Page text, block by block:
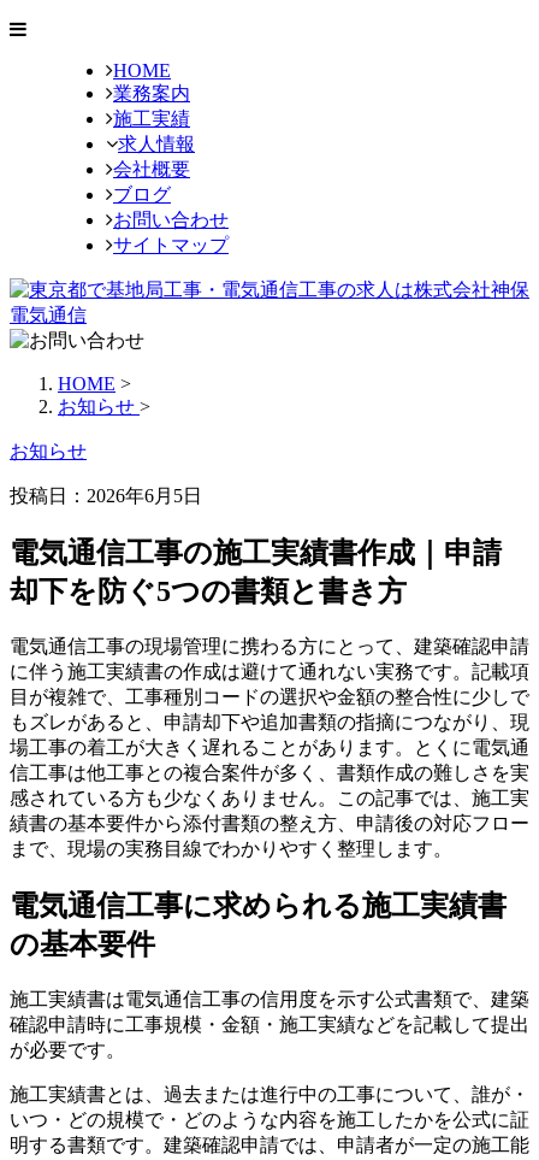
HOME
業務案内
施工実績
求人情報
会社概要
ブログ
お問い合わせ
サイトマップ
HOME >
お知らせ >
お知らせ
投稿日：2026年6月5日
電気通信工事の施工実績書作成｜申請
却下を防ぐ5つの書類と書き方
電気通信工事の現場管理に携わる方にとって、建築確認申請
に伴う施工実績書の作成は避けて通れない実務です。記載項
目が複雑で、工事種別コードの選択や金額の整合性に少しで
もズレがあると、申請却下や追加書類の指摘につながり、現
場工事の着工が大きく遅れることがあります。とくに電気通
信工事は他工事との複合案件が多く、書類作成の難しさを実
感されている方も少なくありません。この記事では、施工実
績書の基本要件から添付書類の整え方、申請後の対応フロー
まで、現場の実務目線でわかりやすく整理します。
電気通信工事に求められる施工実績書
の基本要件
施工実績書は電気通信工事の信用度を示す公式書類で、建築
確認申請時に工事規模・金額・施工実績などを記載して提出
が必要です。
施工実績書とは、過去または進行中の工事について、誰が・
いつ・どの規模で・どのような内容を施工したかを公式に証
明する書類です。建築確認申請では、申請者が一定の施工能